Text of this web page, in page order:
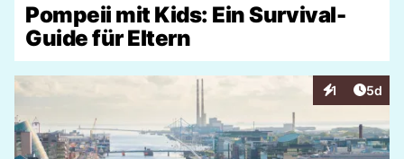
Pompeii mit Kids: Ein Survival-
Guide für Eltern
1
Interaktionen
5d